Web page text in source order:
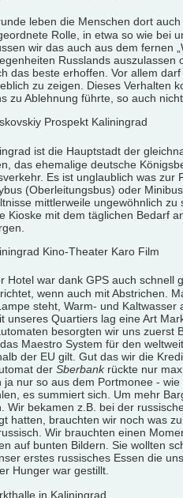
leben die Menschen dort
Rolle, in etwa so wie bei
wir das auch aus dem fernen
Russlands
das beste erhoffen. Vor allem
zu zeigen. Dieses Verhalten
zu Ablehnung führte, so auch
ist die Hauptstadt der
das ehemalige deutsche
Es ist unglaublich was
(Oberleitungsbus) oder
mittlerweile ungewöhnlich
Kioske mit dem täglichen Bedarf
Hotel war dank GPS auch schnell
wenn auch mit Abstrichen.
steht, Warm- und
unseres Quartiers lag eine Art
besorgten wir uns zuerst
Maestro System für den
der EU gilt. Gut das wir die
der Sberbankrückte nur
ja nur so aus dem Portmonee -
es summiert sich. Um mehr
Wir bekamen z.B. bei der
hatten, brauchten wir noch was
Wir brauchten einen
auf bunten Bildern. Sie wollten
erstes russisches Essen die
Hunger war gestillt.